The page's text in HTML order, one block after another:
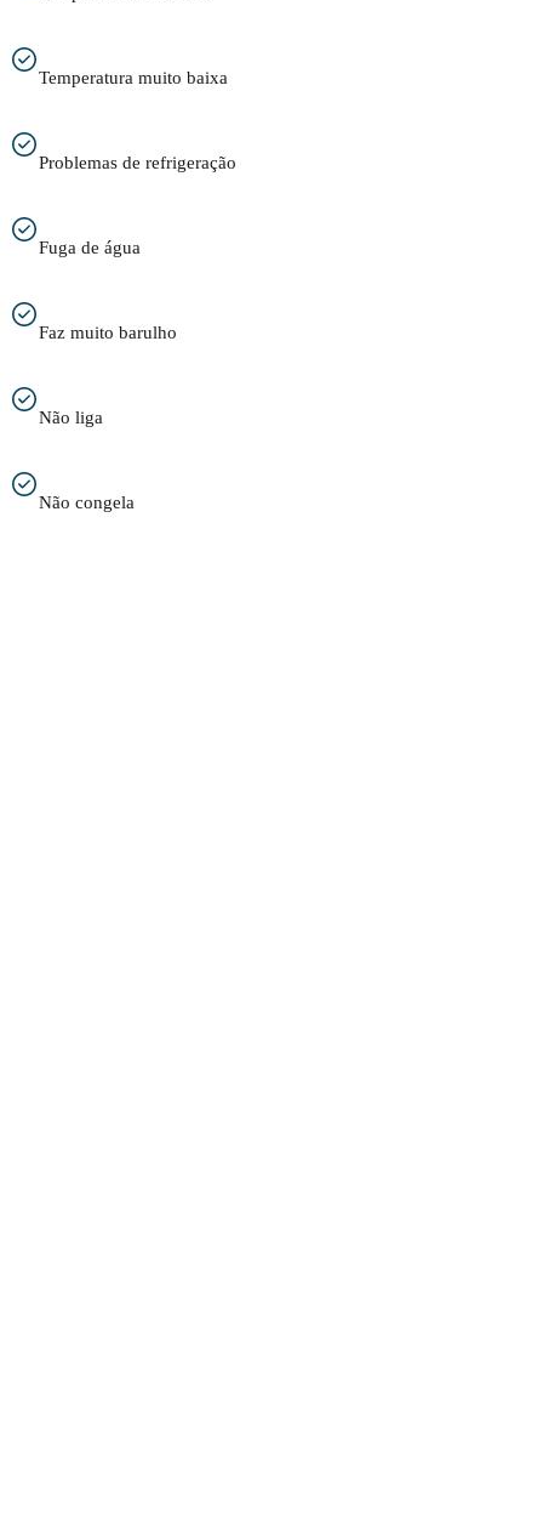
Temperatura muito baixa
Problemas de refrigeração
Fuga de água
Faz muito barulho
Não liga
Não congela